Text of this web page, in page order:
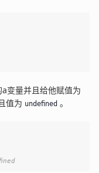
变量并且给他赋值为
值为 undefined 。